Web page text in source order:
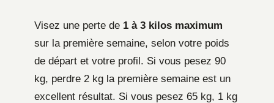
Visez une perte de 1 à 3 kilos maximum
sur la première semaine, selon votre poids
de départ et votre profil. Si vous pesez 90
kg, perdre 2 kg la première semaine est un
excellent résultat. Si vous pesez 65 kg, 1 kg